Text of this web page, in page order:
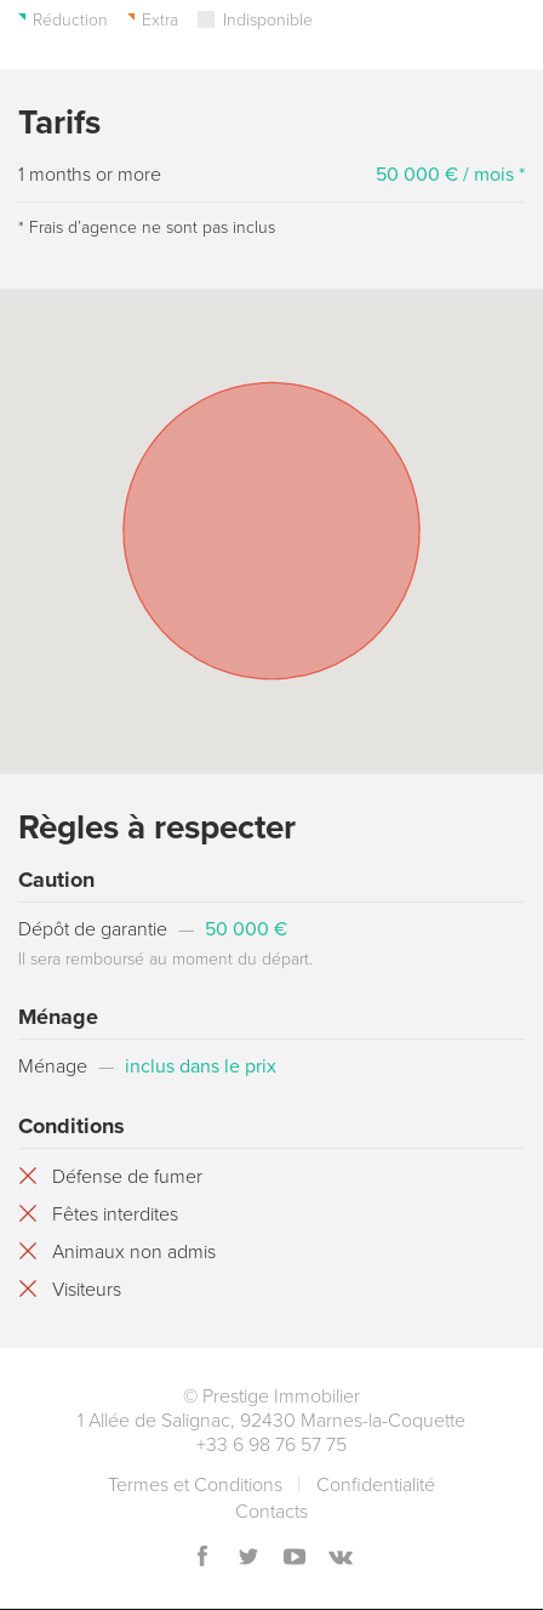
Réduction
Extra Indisponible
Tarifs
1 months or more 50 000 € / mois *
* Frais dʼagence ne sont pas inclus
Règles à respecter
Caution
Dépôt de garantie — 50 000 €
Il sera remboursé au moment du départ.
Ménage
Ménage — inclus dans le prix
Conditions
Défense de fumer
Fêtes interdites
Animaux non admis
Visiteurs
© Prestige Immobilier
1 Allée de Salignac, 92430 Marnes-la-Coquette
+33 6 98 76 57 75
Termes et Conditions
Сonfidentialité
Contacts